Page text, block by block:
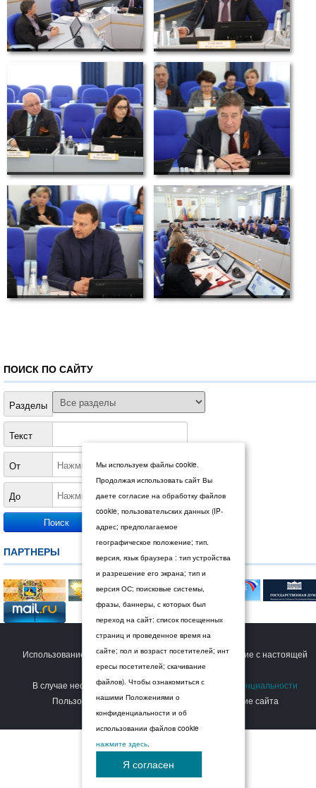
ПОИСК ПО САЙТУ
Разделы
Текст
От
До
ПАРТНЕРЫ
© 2026 Дума Ставропольского края.
Использование сайта Пользователем означает согласие с настоящей
Политикой конфиденциальности
В случае несогласия с условиямиПолитики конфиденциальности
Пользователь должен прекратить использование сайта
Мы используем файлы cookie.
Продолжая использовать сайт Вы
даете согласие на обработку файлов
cookie, пользовательских данных (IP-
адрес; предполагаемое
географическое положение; тип.
версия, язык браузера : тип устройства
и разрешение его экрана; тип и
версия ОС; поисковые системы,
фразы, баннеры, с которых был
переход на сайт: список посещенных
страниц и проведенное время на
сайте; пол и возраст посетителей; инт
ересы посетителей; скачивание
файлов). Чтобы ознакомиться с
нашими Положениями о
конфиденциальности и об
использовании файлов cookie
нажмите здесь.
Я согласен